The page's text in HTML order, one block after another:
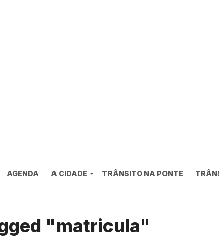
AGENDA A CIDADE TRÂNSITO NA PONTE
"matricula"